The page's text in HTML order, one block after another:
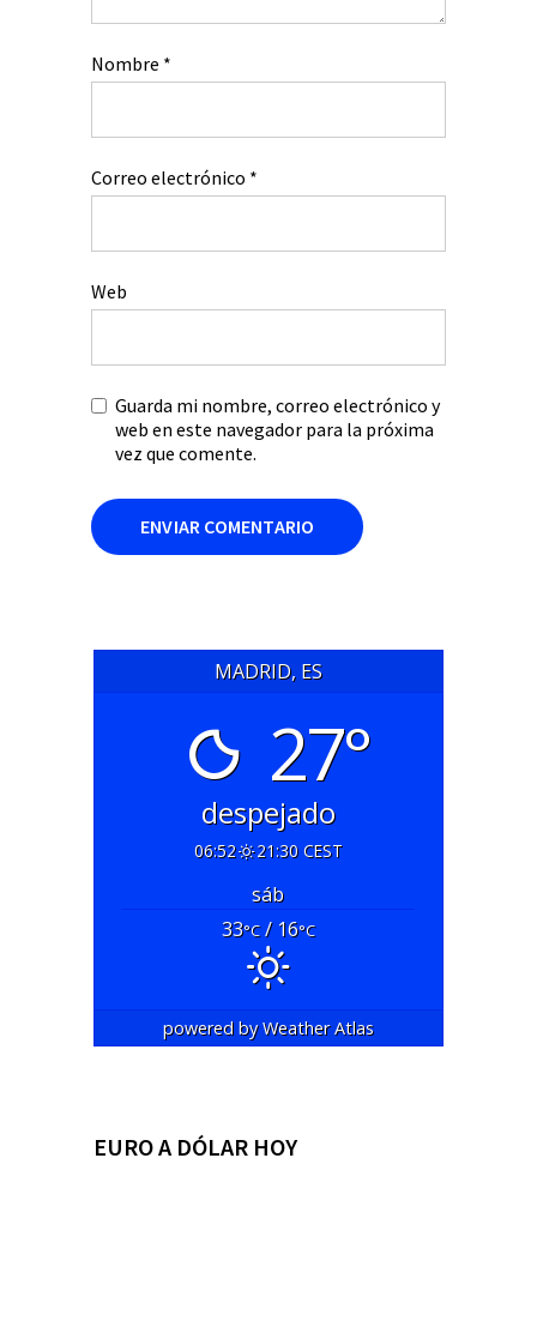
Nombre *
Correo electrónico *
Web
Guarda mi nombre, correo electrónico y
web en este navegador para la próxima
vez que comente.
MADRID, ES
27°
despejado
06:52 21:30 CEST
sáb
33°C/ 16°C
powered byWeather Atlas
EURO A DÓLAR HOY